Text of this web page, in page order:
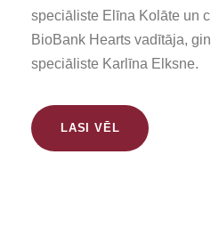
speciāliste Elīna Kolāte un
BioBank Hearts vadītāja,
speciāliste Karlīna Elksne.
LASI VĒL